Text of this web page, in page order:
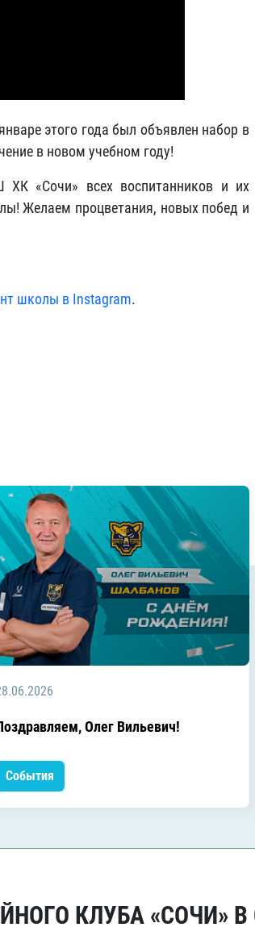
этого года был объявлен набор в
в новом учебном году!
ХК «Сочи» всех воспитанников и их
Желаем процветания, новых побед и
школы в Instagram.
Олег Вильевич!
События
КЛУБА «СОЧИ» В